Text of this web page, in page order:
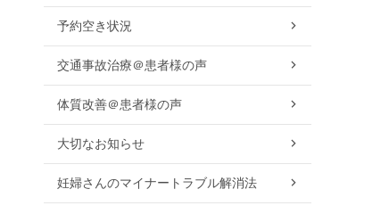
予約空き状況
交通事故治療＠患者様の声
体質改善＠患者様の声
大切なお知らせ
妊婦さんのマイナートラブル解消法